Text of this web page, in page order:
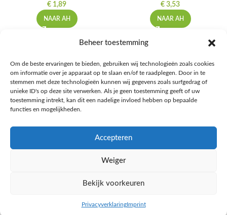
Beheer toestemming
Om de beste ervaringen te bieden, gebruiken wij technologieën zoals cookies
om informatie over je apparaat op te slaan en/of te raadplegen. Door in te
stemmen met deze technologieën kunnen wij gegevens zoals surfgedrag of
unieke ID's op deze site verwerken. Als je geen toestemming geeft of uw
toestemming intrekt, kan dit een nadelige invloed hebben op bepaalde
functies en mogelijkheden.
Accepteren
Weiger
Bekijk voorkeuren
PrivacyverklaringImprint
€ 1,89
NAAR AH
€ 3,53
NAAR AH
Ontdek de beste keto-vriendelijke keuzes van Albert Heijn, verrijk je
kennis met onze diepgaande blogs over het keto-dieet, en deel jouw
favoriete keto recepten in onze bruisende online gemeenschap!
Ketomaaltijd.nl 2025